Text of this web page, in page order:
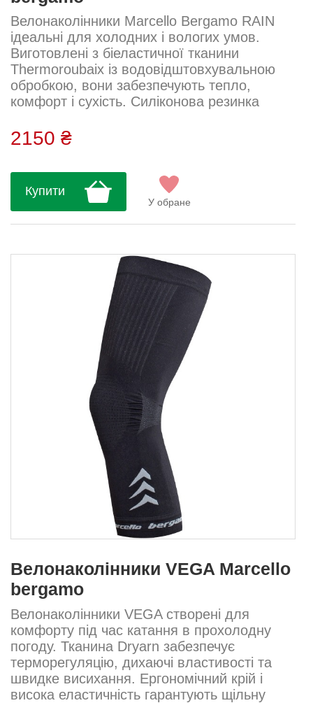
Велонаколінники Marcello Bergamo RAIN
ідеальні для холодних і вологих умов.
Виготовлені з біеластичної тканини
Thermoroubaix із водовідштовхувальною
обробкою, вони забезпечують тепло,
комфорт і сухість. Силіконова резинка
гарантують надійну посадку без зсуву.
Світловідбиваючі смуги та логотипи
час доби. Тканина: Thermoroubaix DWR –
Scuba Склад: 55% нейлон, 28% поліестер,
17% еластан...
2150 ₴
Купити
У обране
Велонаколінники VEGA Marcello
bergamo
Велонаколінники VEGA створені для
комфорту під час катання в прохолодну
погоду. Тканина Dryarn забезпечує
терморегуляцію, дихаючі властивості та
швидке висихання. Ергономічний крій і
висока еластичність гарантують щільну